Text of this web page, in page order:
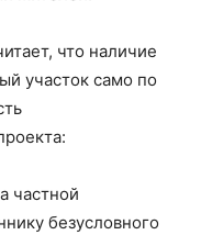
что наличие
участок само по
частной
безусловного